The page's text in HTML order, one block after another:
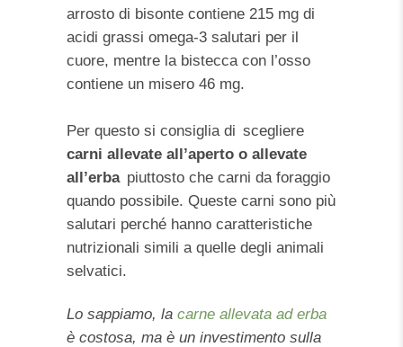
arrosto di bisonte contiene 215 mg di
acidi grassi omega-3 salutari per il
cuore, mentre la bistecca con l’osso
contiene un misero 46 mg.
Per questo si consiglia di scegliere
carni allevate all’aperto o allevate
all’erba piuttosto che carni da foraggio
quando possibile. Queste carni sono più
salutari perché hanno caratteristiche
nutrizionali simili a quelle degli animali
selvatici.
Lo sappiamo, la carne allevata ad erba
è costosa, ma è un investimento sulla